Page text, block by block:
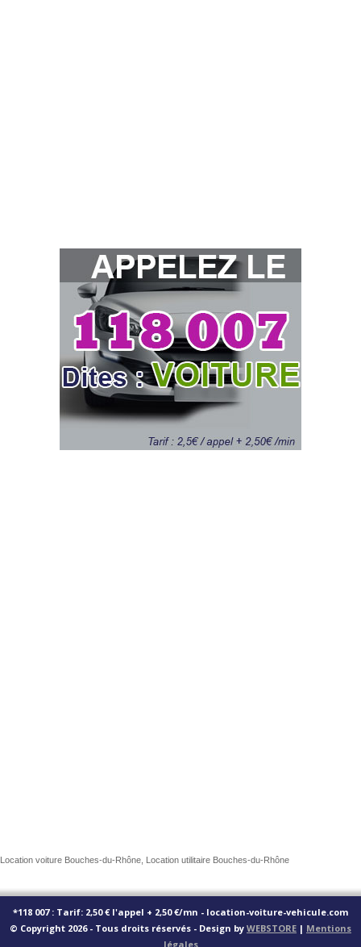
Location voiture Bouches-du-Rhône, Location utilitaire Bouches-du-Rhône
*118 007 : Tarif: 2,50 € l'appel + 2,50 €/mn - location-voiture-vehicule.com
© Copyright 2026 - Tous droits réservés - Design by WEBSTORE | Mentions
légales